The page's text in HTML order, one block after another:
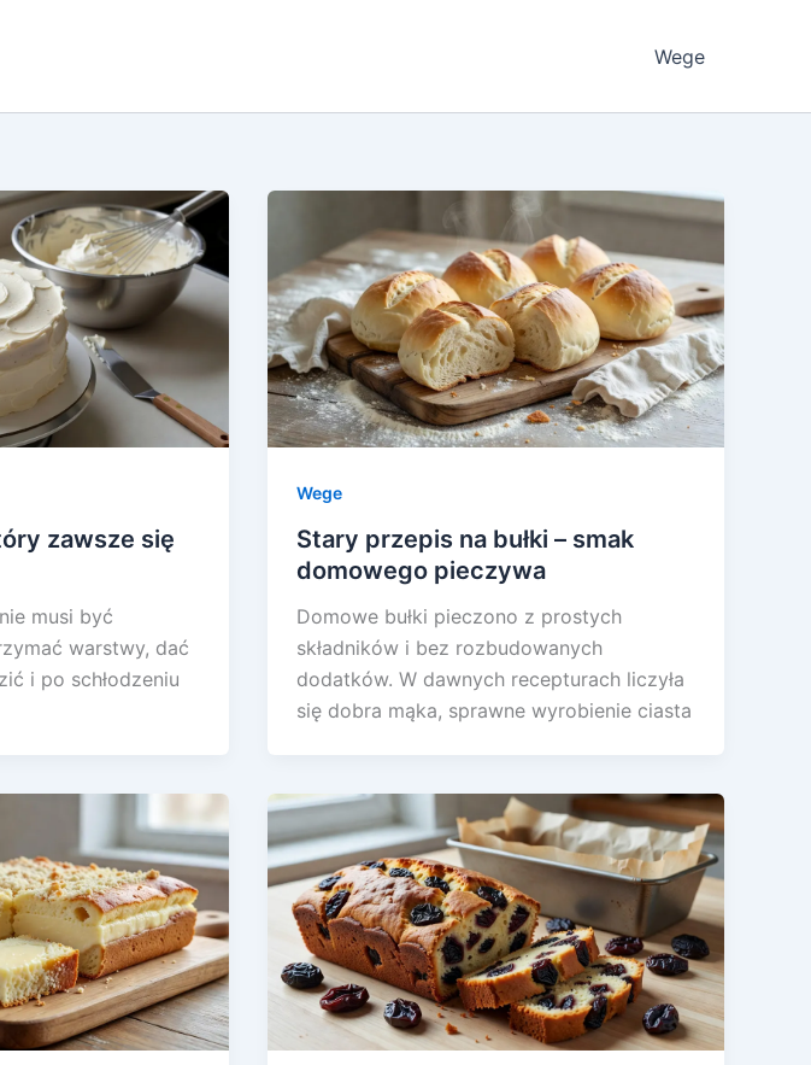
Wege
zawsze się
musi być
warstwy, dać
i po schłodzeniu
Wege
Stary przepis na bułki – smak
domowego pieczywa
Domowe bułki pieczono z prostych
składników i bez rozbudowanych
dodatków. W dawnych recepturach liczyła
się dobra mąka, sprawne wyrobienie ciasta